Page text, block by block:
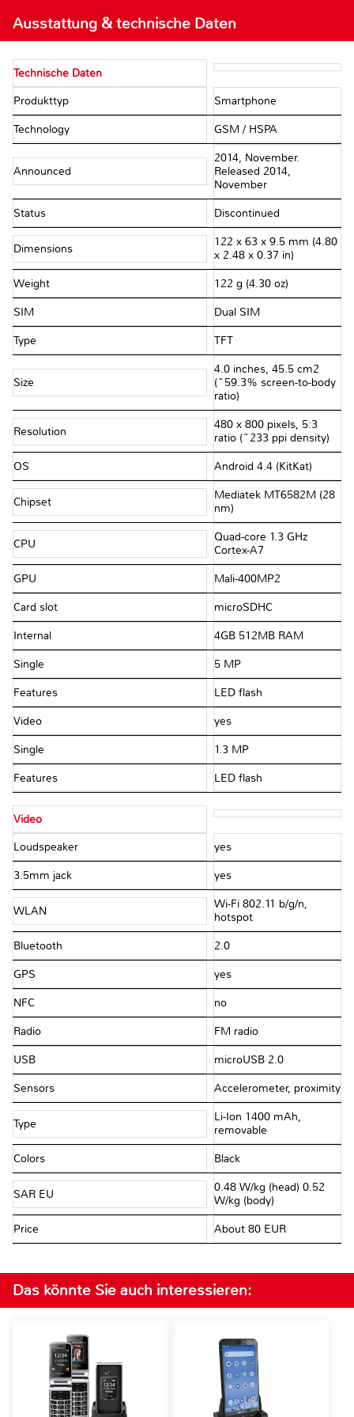
Ausstattung & technische Daten
Technische Daten
Produkttyp Smartphone
Technology GSM / HSPA
Announced
2014, November.
Released 2014,
November
Status Discontinued
Dimensions
122 x 63 x 9.5 mm (4.80
x 2.48 x 0.37 in)
Weight 122 g (4.30 oz)
SIM Dual SIM
Type TFT
Size
4.0 inches, 45.5 cm2
(~59.3% screen-to-body
ratio)
Resolution
480 x 800 pixels, 5:3
ratio (~233 ppi density)
OS Android 4.4 (KitKat)
Chipset
Mediatek MT6582M (28
nm)
CPU
Quad-core 1.3 GHz
Cortex-A7
GPU Mali-400MP2
Card slot microSDHC
Internal 4GB 512MB RAM
Single 5 MP
Features LED flash
Video yes
Single 1.3 MP
Features LED flash
Video
Loudspeaker yes
3.5mm jack yes
WLAN
Wi-Fi 802.11 b/g/n,
hotspot
Bluetooth 2.0
GPS yes
NFC no
Radio FM radio
USB microUSB 2.0
Sensors Accelerometer, proximity
Type
Li-Ion 1400 mAh,
removable
Colors Black
SAR EU
0.48 W/kg (head) 0.52
W/kg (body)
Price About 80 EUR
Das könnte Sie auch interessieren: